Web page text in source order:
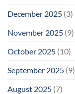
December 2025 (3)
November 2025 (9)
October 2025 (10)
September 2025 (9)
August 2025 (7)